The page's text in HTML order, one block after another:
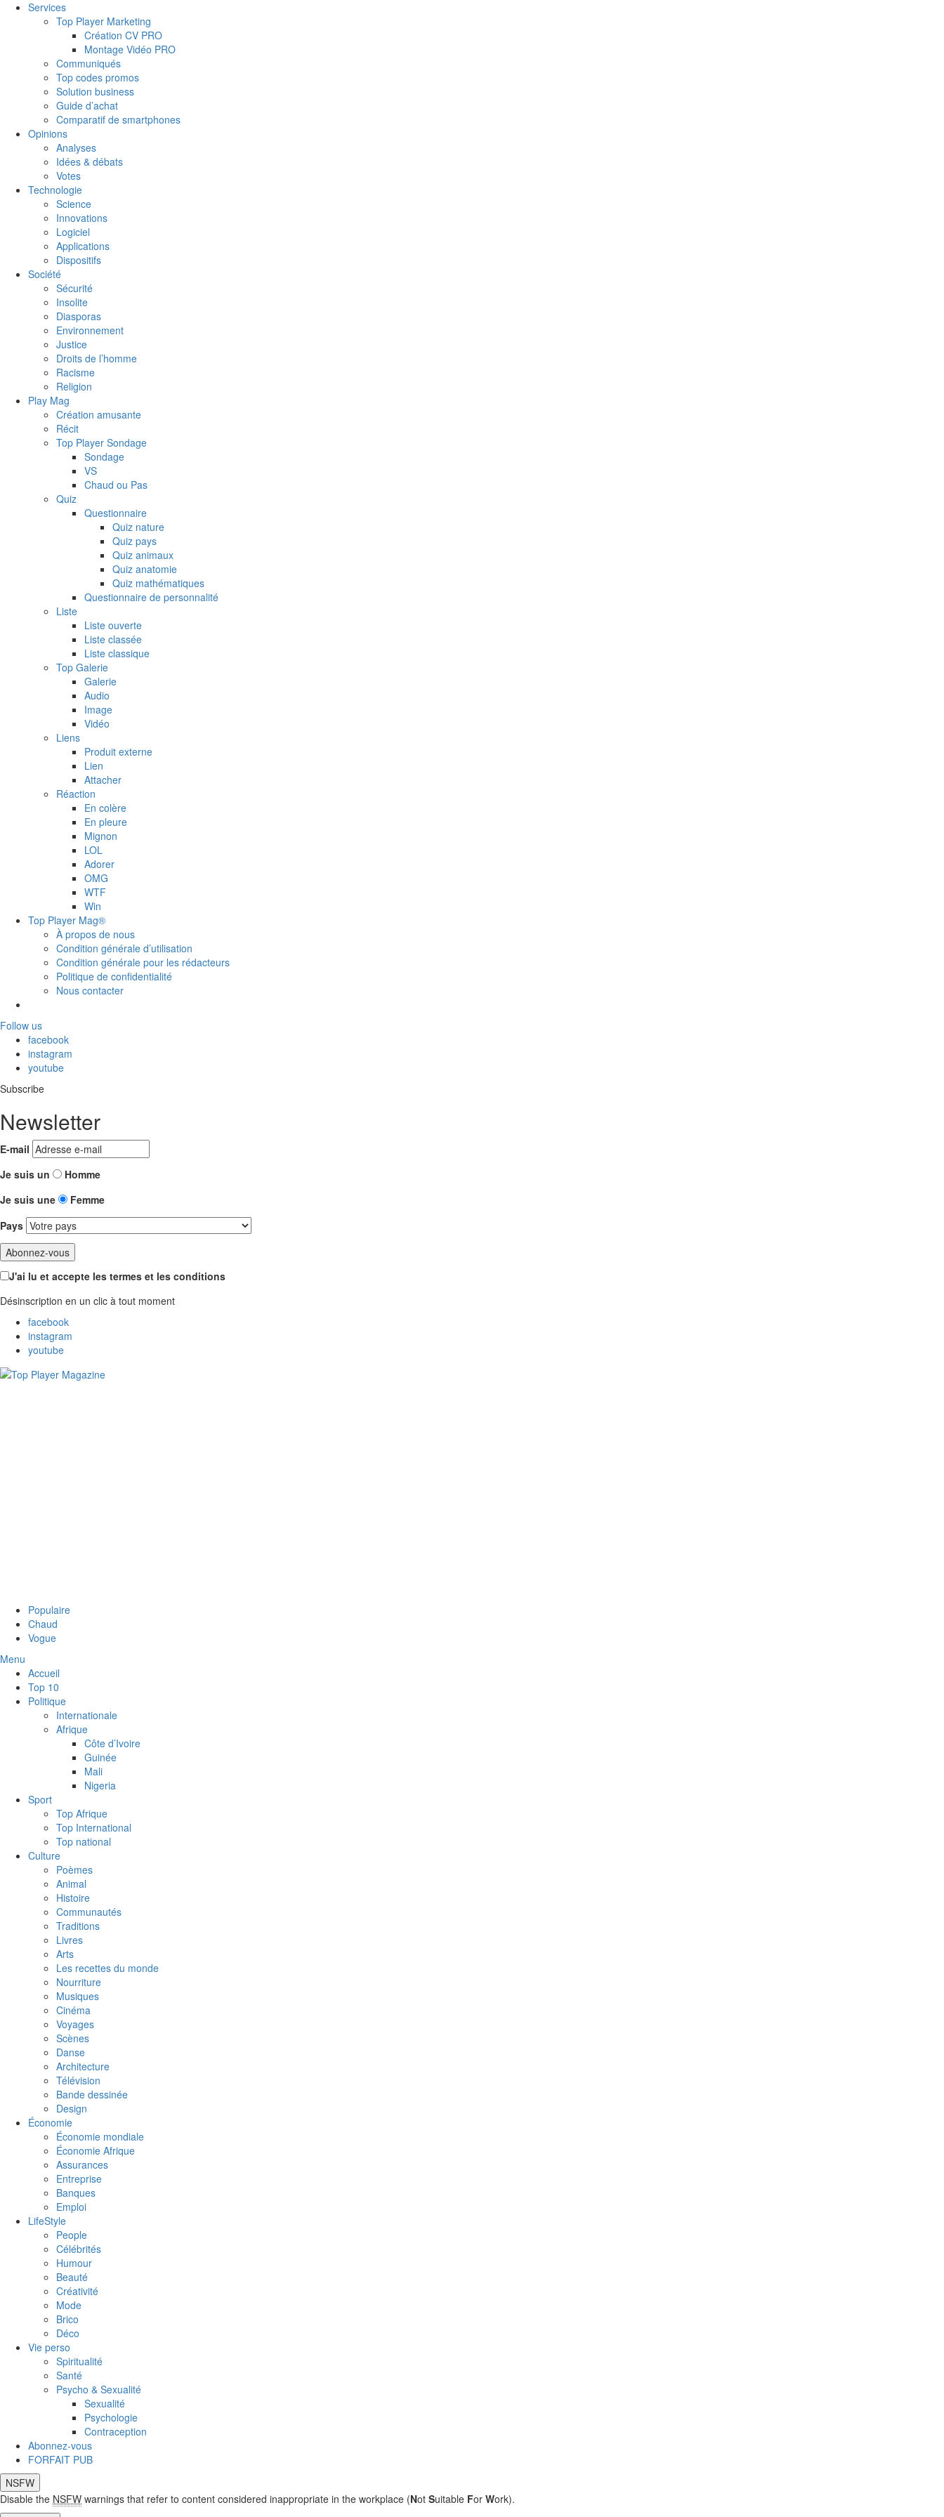
Services
Top Player Marketing
Création CV PRO
Montage Vidéo PRO
Communiqués
Top codes promos
Solution business
Guide d’achat
Comparatif de smartphones
Opinions
Analyses
Idées & débats
Votes
Technologie
Science
Innovations
Logiciel
Applications
Dispositifs
Société
Sécurité
Insolite
Diasporas
Environnement
Justice
Droits de l’homme
Racisme
Religion
Play Mag
Création amusante
Récit
Top Player Sondage
Sondage
VS
Chaud ou Pas
Quiz
Questionnaire
Quiz nature
Quiz pays
Quiz animaux
Quiz anatomie
Quiz mathématiques
Questionnaire de personnalité
Liste
Liste ouverte
Liste classée
Liste classique
Top Galerie
Galerie
Audio
Image
Vidéo
Liens
Produit externe
Lien
Attacher
Réaction
En colère
En pleure
Mignon
LOL
Adorer
OMG
WTF
Win
Top Player Mag®
À propos de nous
Condition générale d’utilisation
Condition générale pour les rédacteurs
Politique de confidentialité
Nous contacter
Follow us
facebook
instagram
youtube
Subscribe
Newsletter
E-mail
Je suis un
Homme
Je suis une
Femme
Pays
J'ai lu et accepte les termes et les conditions
Désinscription en un clic à tout moment
facebook
instagram
youtube
Populaire
Chaud
Vogue
Menu
Accueil
Top 10
Politique
Internationale
Afrique
Côte d’Ivoire
Guinée
Mali
Nigeria
Sport
Top Afrique
Top International
Top national
Culture
Poèmes
Animal
Histoire
Communautés
Traditions
Livres
Arts
Les recettes du monde
Nourriture
Musiques
Cinéma
Voyages
Scènes
Danse
Architecture
Télévision
Bande dessinée
Design
Économie
Économie mondiale
Économie Afrique
Assurances
Entreprise
Banques
Emploi
LifeStyle
People
Célébrités
Humour
Beauté
Créativité
Mode
Brico
Déco
Vie perso
Spiritualité
Santé
Psycho & Sexualité
Sexualité
Psychologie
Contraception
Abonnez-vous
FORFAIT PUB
NSFW
Disable the NSFW warnings that refer to content considered inappropriate in the workplace (Not Suitable For Work).